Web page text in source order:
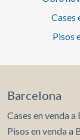
Cases
Pisos
Barcelona
Cases en venda a
Pisos en venda a